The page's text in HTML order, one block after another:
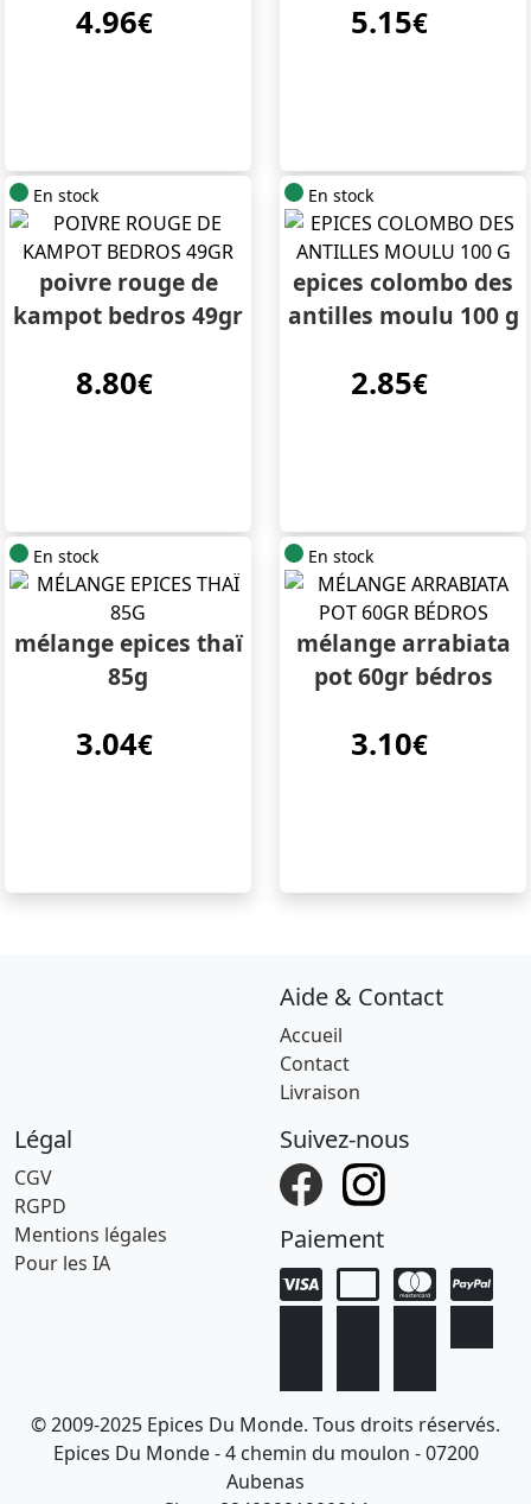
4.96€ 5.15€
En stock
poivre rouge de
kampot bedros 49gr
8.80€
En stock
epices colombo des
antilles moulu 100 g
2.85€
En stock
mélange epices thaï
85g
3.04€
En stock
mélange arrabiata
pot 60gr bédros
3.10€
Aide & Contact
Accueil
Contact
Livraison
Légal
CGV
RGPD
Mentions légales
Pour les IA
Suivez-nous
Paiement
© 2009-2025 Epices Du Monde. Tous droits réservés.
Epices Du Monde - 4 chemin du moulon - 07200
Aubenas